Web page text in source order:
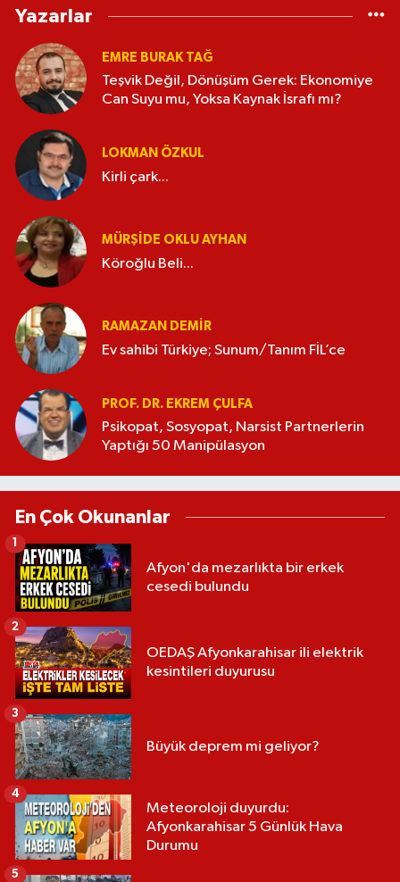
Yazarlar
EMRE BURAK TAĞ
Teşvik Değil, Dönüşüm Gerek: Ekonomiye
Can Suyu mu, Yoksa Kaynak İsrafı mı?
LOKMAN ÖZKUL
Kirli çark...
MÜRŞIDE OKLU AYHAN
Köroğlu Beli...
RAMAZAN DEMİR
Ev sahibi Türkiye; Sunum/Tanım FİL’ce
PROF. DR. EKREM ÇULFA
Psikopat, Sosyopat, Narsist Partnerlerin
Yaptığı 50 Manipülasyon
En Çok Okunanlar
Afyon'da mezarlıkta bir erkek
cesedi bulundu
1
OEDAŞ Afyonkarahisar ili elektrik
kesintileri duyurusu
2
Büyük deprem mi geliyor?
3
Meteoroloji duyurdu:
Afyonkarahisar 5 Günlük Hava
Durumu
4
5